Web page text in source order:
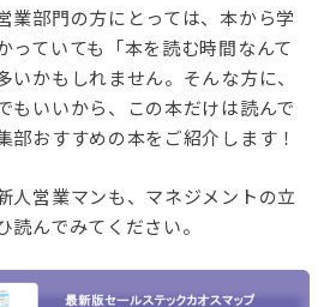
業部門の方にとっては、本から学
っていても「本を読む時間なんて
いかもしれません。そんな方に、
もいいから、この本だけは読んで
部おすすめの本をご紹介します！
人営業マンも、マネジメントの立
んでみてください。